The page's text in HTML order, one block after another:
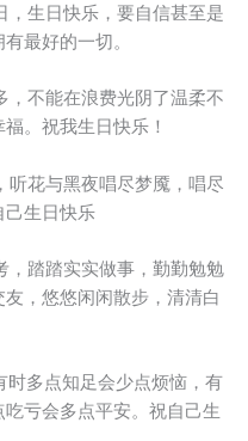
，生日快乐，要自信甚至是
最好的一切。
，不能在浪费光阴了温柔不
。祝我生日快乐！
听花与黑夜唱尽梦魇，唱尽
己生日快乐
，踏踏实实做事，勤勤勉勉
，悠悠闲闲散步，清清白
时多点知足会少点烦恼，有
亏会多点平安。祝自己生